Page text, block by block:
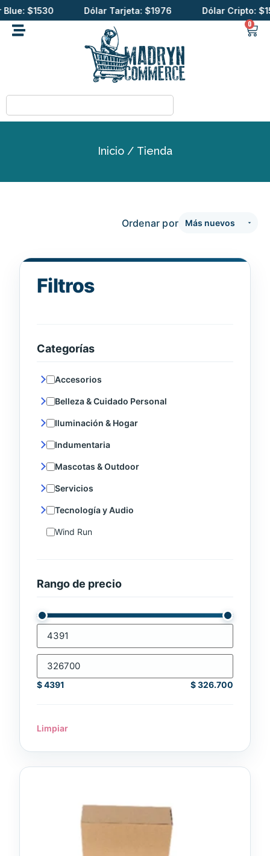
$1530 Dólar Tarjeta: $1976 Dólar Cripto:
0
Inicio / Tienda
Filtros
Categorías
Accesorios
Belleza & Cuidado Personal
Iluminación & Hogar
Indumentaria
Mascotas & Outdoor
Servicios
Tecnología y Audio
Wind Run
Rango de precio
$4391 $326.700
Limpiar